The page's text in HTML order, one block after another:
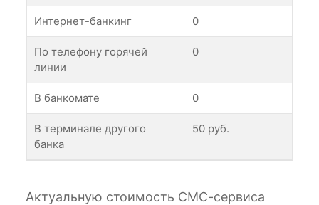
Интернет-банкинг 0
По телефону горячей
линии
0
В банкомате 0
В терминале другого
банка
50 руб.
Актуальную стоимость СМС-сервиса